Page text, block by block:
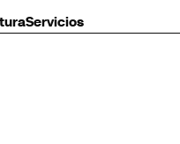
Servicios